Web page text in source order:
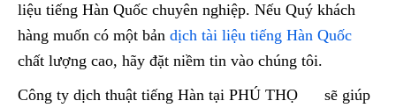
liệu tiếng Hàn Quốc chuyên nghiệp. Nếu Quý khách
hàng muốn có một bản dịch tài liệu tiếng Hàn Quốc
chất lượng cao, hãy đặt niềm tin vào chúng tôi.
Công ty dịch thuật tiếng Hàn tại PHÚ THỌ sẽ giúp